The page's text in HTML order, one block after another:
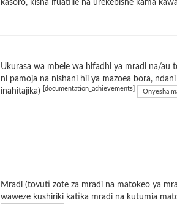
kasoro, kisha ifuatilie na urekebishe kama
Ukurasa wa mbele wa hifadhi ya mradi na/au
ni pamoja na nishani hii ya mazoea bora,
inahitajika)
[documentation_achievements] Onyesha
Mradi (tovuti zote za mradi na matokeo ya
waweze kushiriki katika mradi na kutumia